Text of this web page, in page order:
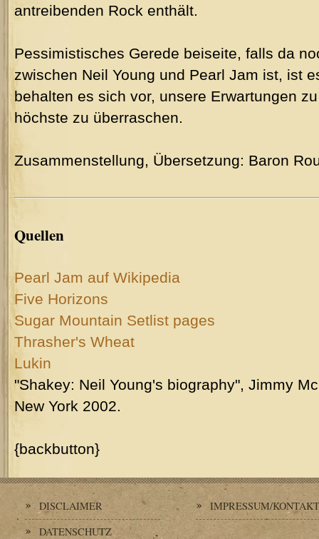
antreibenden Rock enthält.
Pessimistisches Gerede beiseite, falls da
zwischen Neil Young und Pearl Jam ist, ist
behalten es sich vor, unsere Erwartungen
höchste zu überraschen.
Zusammenstellung, Übersetzung: Baron
Quellen
Pearl Jam auf Wikipedia
Five Horizons
Sugar Mountain Setlist pages
Thrasher's Wheat
Lukin
"Shakey: Neil Young's biography", Jimmy
New York 2002.
{backbutton}
DISCLAIMER
DATENSCHUTZ
IMPRESSUM/KONTAKT